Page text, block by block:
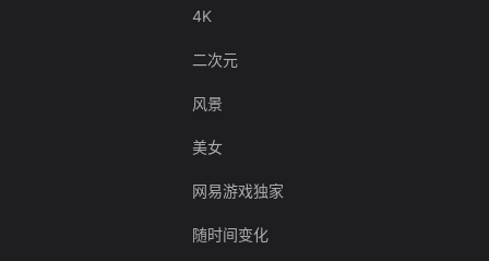
4K
二次元
风景
美女
网易游戏独家
随时间变化